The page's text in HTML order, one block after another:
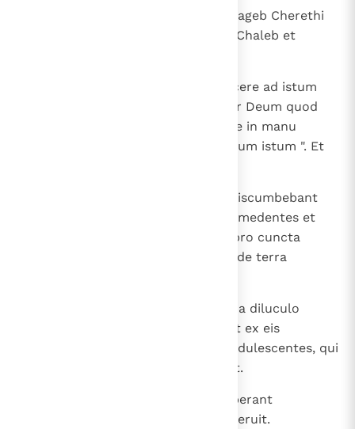
Siquidem nos erupimus contra Nageb Cherethi
et contra Nageb Iudae et Nageb Chaleb et
Dixitque ei David: " Potes me ducere ad istum
cuneum? ". Qui ait: " Iura mihi per Deum quod
non occidas me et non tradas me in manu
domini mei, et ducam te ad cuneum istum ". Et
Qui cum duxisset eum, ecce illi discumbebant
super faciem universae terrae comedentes et
bibentes et festum celebrantes pro cuncta
praeda et spoliis, quae ceperant de terra
Et percussit eos David die altera a diluculo
usque ad vesperam, et non evasit ex eis
quisquam, nisi quadringenti viri adulescentes, qui
ascenderant camelos et fugerant.
Eruit ergo David omnia, quae ceperant
Amalecitae, et duas uxores suas eruit.